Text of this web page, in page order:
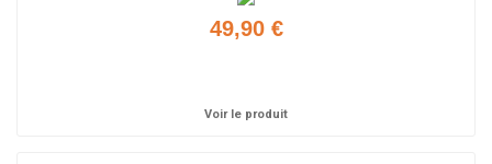
49,90 €
Voir le produit